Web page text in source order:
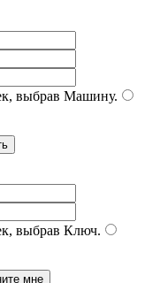
выбрав Машину.
выбрав Ключ.